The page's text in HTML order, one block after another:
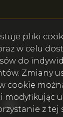
Facebook
Facebook
pliki
w celu
do
Zmiany
cookie
modyfikując
z tej